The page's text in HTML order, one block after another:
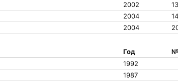
2002
2004
2004
Год
№
1992
1987